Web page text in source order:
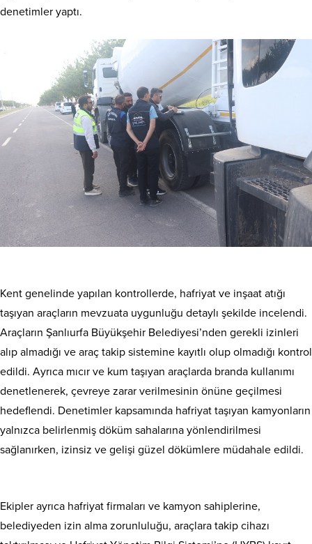
denetimler yaptı.
Kent genelinde yapılan kontrollerde, hafriyat ve inşaat atığı
taşıyan araçların mevzuata uygunluğu detaylı şekilde incelendi.
Araçların Şanlıurfa Büyükşehir Belediyesi’nden gerekli izinleri
alıp almadığı ve araç takip sistemine kayıtlı olup olmadığı kontrol
edildi. Ayrıca mıcır ve kum taşıyan araçlarda branda kullanımı
denetlenerek, çevreye zarar verilmesinin önüne geçilmesi
hedeflendi. Denetimler kapsamında hafriyat taşıyan kamyonların
yalnızca belirlenmiş döküm sahalarına yönlendirilmesi
sağlanırken, izinsiz ve gelişi güzel dökümlere müdahale edildi.
Ekipler ayrıca hafriyat firmaları ve kamyon sahiplerine,
belediyeden izin alma zorunluluğu, araçlara takip cihazı